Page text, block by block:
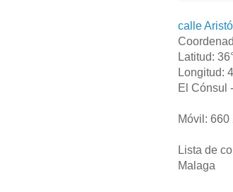
calle
Latitud:
Longitud:
El Cónsul
Móvil: 660
Lista de
Malaga